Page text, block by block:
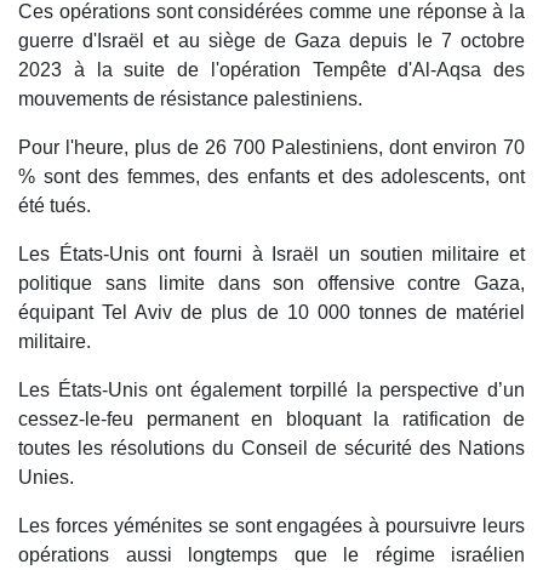
Ces opérations sont considérées comme une réponse à la
guerre d'Israël et au siège de Gaza depuis le 7 octobre
2023 à la suite de l'opération Tempête d'Al-Aqsa des
mouvements de résistance palestiniens.
Pour l'heure, plus de 26 700 Palestiniens, dont environ 70
% sont des femmes, des enfants et des adolescents, ont
été tués.
Les États-Unis ont fourni à Israël un soutien militaire et
politique sans limite dans son offensive contre Gaza,
équipant Tel Aviv de plus de 10 000 tonnes de matériel
militaire.
Les États-Unis ont également torpillé la perspective d’un
cessez-le-feu permanent en bloquant la ratification de
toutes les résolutions du Conseil de sécurité des Nations
Unies.
Les forces yéménites se sont engagées à poursuivre leurs
opérations aussi longtemps que le régime israélien